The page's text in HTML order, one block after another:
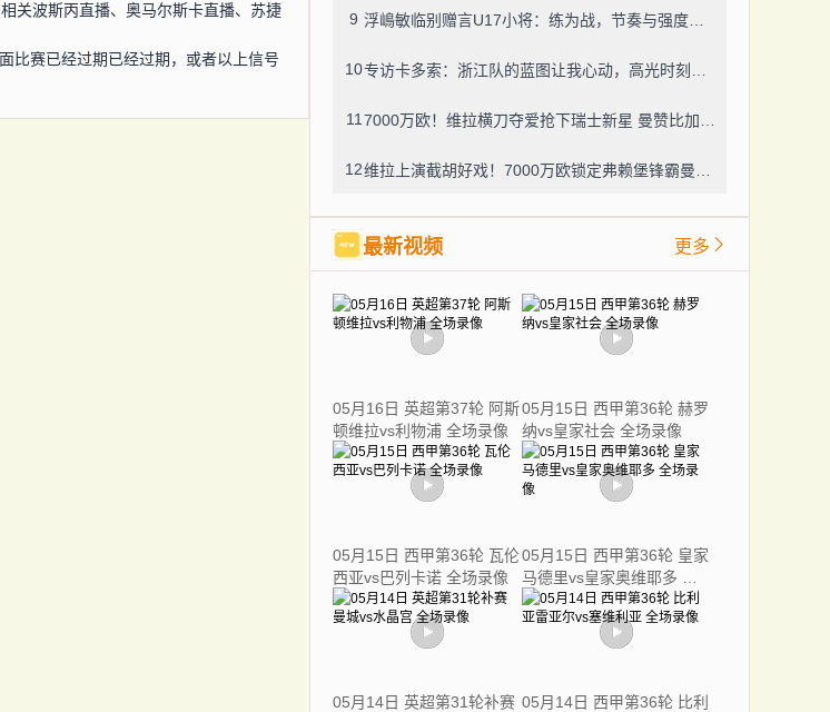
关波斯丙直播、奥马尔斯卡直播、苏捷
比赛已经过期已经过期，或者以上信号
9
10
11
12
最新视频 更多
05月16日 英超第37轮 阿斯
顿维拉vs利物浦 全场录像
05月15日 西甲第36轮 赫罗
纳vs皇家社会 全场录像
05月15日 西甲第36轮 瓦伦
西亚vs巴列卡诺 全场录像
05月15日 西甲第36轮 皇家
马德里vs皇家奥维耶多 全
场录像
05月14日 英超第31轮补赛 05月14日 西甲第36轮 比利